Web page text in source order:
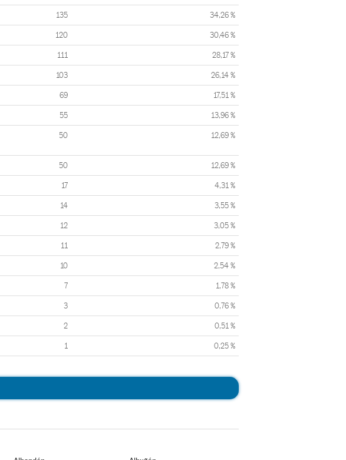
135 34,26 %
120 30,46 %
111 28,17 %
103 26,14 %
69 17,51 %
55 13,96 %
50 12,69 %
50 12,69 %
17 4,31 %
14 3,55 %
12 3,05 %
11 2,79 %
10 2,54 %
7 1,78 %
3 0,76 %
2 0,51 %
1 0,25 %